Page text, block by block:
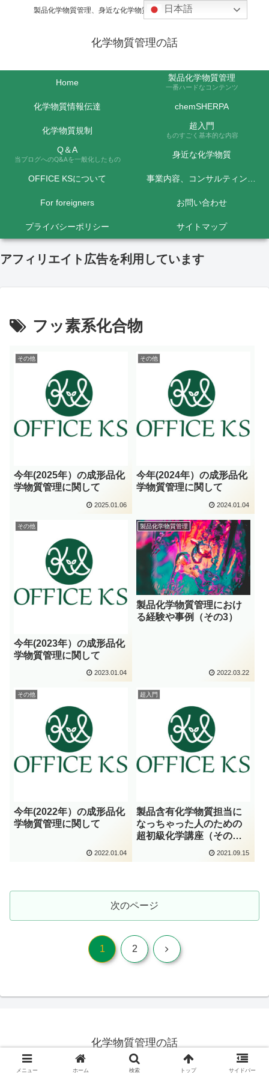
製品化学物質管理、身近な化学物質などの話題を取り上げます
化学物質管理の話
Home 製品化学物質管理
一番ハードなコンテンツ
化学物質情報伝達 chemSHERPA
化学物質規制 超入門
ものすごく基本的な内容
Q＆A
当ブログへのQ&Aを一般化したもの 身近な化学物質
OFFICE KSについて 事業内容、コンサルティング料金など
For foreigners お問い合わせ
プライバシーポリシー サイトマップ
アフィリエイト広告を利用しています
フッ素系化合物
その他
今年(2025年）の成形品化
学物質管理に関して
2025.01.06
その他
今年(2024年）の成形品化
学物質管理に関して
2024.01.04
その他
今年(2023年）の成形品化
学物質管理に関して
2023.01.04
製品化学物質管理
製品化学物質管理におけ
る経験や事例（その3）
2022.03.22
その他
今年(2022年）の成形品化
学物質管理に関して
2022.01.04
超入門
製品含有化学物質担当に
なっちゃった人のための
超初級化学講座（その
2021.09.15
次のページ
1 2 次
化学物質管理の話
© 2018 化学物質管理の話.
メニュー ホーム 検索 トップ サイドバー
日本語